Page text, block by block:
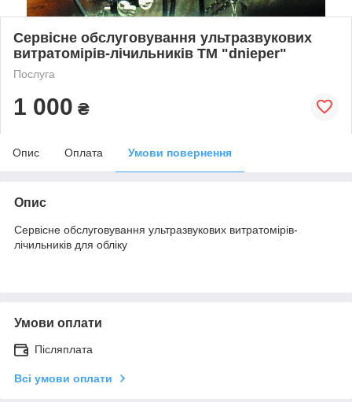
Сервісне обслуговування ультразвукових
витратомірів-лічильників TM "dnieper"
Послуга
1 000 ₴
Опис Оплата Умови повернення
Опис
Сервісне обслуговування ультразвукових витратомірів-
лічильників для обліку
Умови оплати
Післяплата
Всі умови оплати